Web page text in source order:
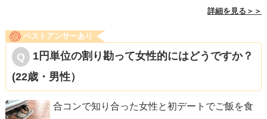
詳細を見る＞＞
ベストアンサーあり
1円単位の割り勘って女性的にはどうですか？
(22歳・男性）
合コンで知り合った女性と初デートでご飯を食